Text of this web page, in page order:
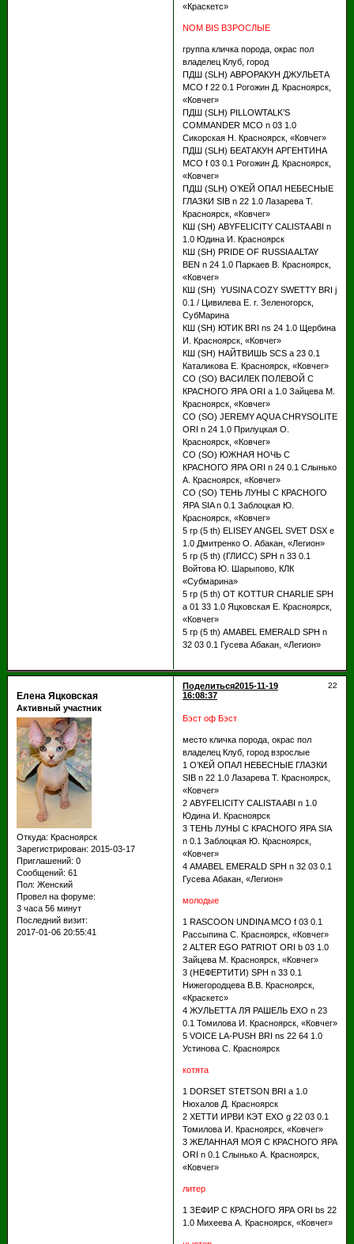
«Краскетс»
NOM BIS ВЗРОСЛЫЕ
группа кличка порода, окрас пол
владелец Клуб, город
ПДШ (SLH) АВРОРАКУН ДЖУЛЬЕТА
МСО f 22 0.1 Рогожин Д. Красноярск,
«Ковчег»
ПДШ (SLH) PILLOWTALK’S
COMMANDER МСО n 03 1.0
Cикорская Н. Красноярск, «Ковчег»
ПДШ (SLH) БЕАТАКУН АРГЕНТИНА
МСО f 03 0.1 Рогожин Д. Красноярск,
«Ковчег»
ПДШ (SLH) О’КЕЙ ОПАЛ НЕБЕСНЫЕ
ГЛАЗКИ SIB n 22 1.0 Лазарева Т.
Красноярск, «Ковчег»
КШ (SH) ABYFELICITY CALISTA ABI n
1.0 Юдина И. Красноярск
КШ (SH) PRIDE OF RUSSIA ALTAY
BEN n 24 1.0 Паркаев В. Красноярск,
«Ковчег»
КШ (SH) YUSINA COZY SWETTY BRI j
0.1 / Цивилева Е. г. Зеленогорск,
СубМарина
КШ (SH) ЮТИК BRI ns 24 1.0 Щербина
И. Красноярск, «Ковчег»
КШ (SH) НАЙТВИШЬ SCS a 23 0.1
Каталикова Е. Красноярск, «Ковчег»
СО (SO) ВАСИЛЕК ПОЛЕВОЙ С
КРАСНОГО ЯРА ORI а 1.0 Зайцева М.
Красноярск, «Ковчег»
СО (SO) JEREMY AQUA CHRYSOLITE
ORI n 24 1.0 Прилуцкая О.
Красноярск, «Ковчег»
СО (SO) ЮЖНАЯ НОЧЬ С
КРАСНОГО ЯРА ORI n 24 0.1 Слынько
А. Красноярск, «Ковчег»
СО (SO) ТЕНЬ ЛУНЫ С КРАСНОГО
ЯРА SIA n 0.1 Заблоцкая Ю.
Красноярск, «Ковчег»
5 гр (5 th) ELISEY ANGEL SVET DSX e
1.0 Дмитренко О. Абакан, «Легион»
5 гр (5 th) (ГЛИСС) SPH n 33 0.1
Войтова Ю. Шарыпово, КЛК
«Субмарина»
5 гр (5 th) OT KOTTUR CHARLIE SPH
a 01 33 1.0 Яцковская Е. Красноярск,
«Ковчег»
5 гр (5 th) AMABEL EMERALD SPH n
32 03 0.1 Гусева Абакан, «Легион»
Поделиться 22
2015-11-19
16:08:37
Елена Яцковская
Активный участник
Откуда: Красноярск
Зарегистрирован: 2015-03-17
Приглашений: 0
Сообщений: 61
Пол: Женский
Провел на форуме:
3 часа 56 минут
Последний визит:
2017-01-06 20:55:41
Бэст оф Бэст
место кличка порода, окрас пол
владелец Клуб, город взрослые
1 О’КЕЙ ОПАЛ НЕБЕСНЫЕ ГЛАЗКИ
SIB n 22 1.0 Лазарева Т. Красноярск,
«Ковчег»
2 ABYFELICITY CALISTA ABI n 1.0
Юдина И. Красноярск
3 ТЕНЬ ЛУНЫ С КРАСНОГО ЯРА SIA
n 0.1 Заблоцкая Ю. Красноярск,
«Ковчег»
4 AMABEL EMERALD SPH n 32 03 0.1
Гусева Абакан, «Легион»
молодые
1 RASCOON UNDINA МСО f 03 0.1
Рассыпина С. Красноярск, «Ковчег»
2 ALTER EGO PATRIOT ORI b 03 1.0
Зайцева М. Красноярск, «Ковчег»
3 (НЕФЕРТИТИ) SPH n 33 0.1
Нижегородцева В.В. Красноярск,
«Краскетс»
4 ЖУЛЬЕТТА ЛЯ РАШЕЛЬ EXO n 23
0.1 Томилова И. Красноярск, «Ковчег»
5 VOICE LA-PUSH BRI ns 22 64 1.0
Устинова С. Красноярск
котята
1 DORSET STETSON BRI a 1.0
Нюхалов Д. Красноярск
2 ХЕТТИ ИРВИ КЭТ EXO g 22 03 0.1
Томилова И. Красноярск, «Ковчег»
3 ЖЕЛАННАЯ МОЯ С КРАСНОГО ЯРА
ORI n 0.1 Слынько А. Красноярск,
«Ковчег»
литер
1 ЗЕФИР С КРАСНОГО ЯРА ORI bs 22
1.0 Михеева А. Красноярск, «Ковчег»